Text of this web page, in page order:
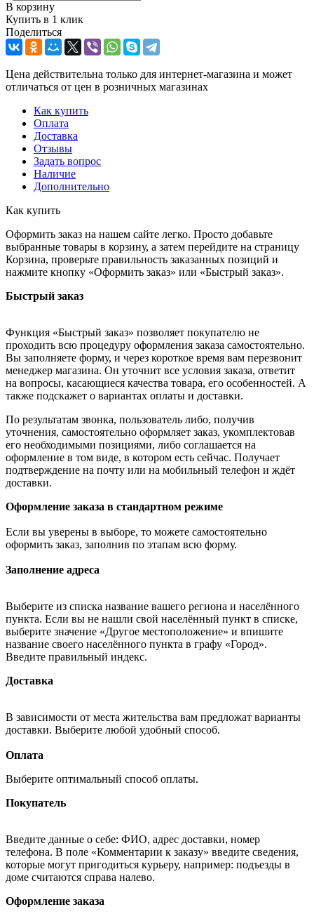
В корзину
Купить в 1 клик
Поделиться
Цена действительна только для интернет-магазина и может
отличаться от цен в розничных магазинах
Как купить
Оплата
Доставка
Отзывы
Задать вопрос
Наличие
Дополнительно
Как купить
Оформить заказ на нашем сайте легко. Просто добавьте
выбранные товары в корзину, а затем перейдите на страницу
Корзина, проверьте правильность заказанных позиций и
нажмите кнопку «Оформить заказ» или «Быстрый заказ».
Быстрый заказ
Функция «Быстрый заказ» позволяет покупателю не
проходить всю процедуру оформления заказа самостоятельно.
Вы заполняете форму, и через короткое время вам перезвонит
менеджер магазина. Он уточнит все условия заказа, ответит
на вопросы, касающиеся качества товара, его особенностей. А
также подскажет о вариантах оплаты и доставки.
По результатам звонка, пользователь либо, получив
уточнения, самостоятельно оформляет заказ, укомплектовав
его необходимыми позициями, либо соглашается на
оформление в том виде, в котором есть сейчас. Получает
подтверждение на почту или на мобильный телефон и ждёт
доставки.
Оформление заказа в стандартном режиме
Если вы уверены в выборе, то можете самостоятельно
оформить заказ, заполнив по этапам всю форму.
Заполнение адреса
Выберите из списка название вашего региона и населённого
пункта. Если вы не нашли свой населённый пункт в списке,
выберите значение «Другое местоположение» и впишите
название своего населённого пункта в графу «Город».
Введите правильный индекс.
Доставка
В зависимости от места жительства вам предложат варианты
доставки. Выберите любой удобный способ.
Оплата
Выберите оптимальный способ оплаты.
Покупатель
Введите данные о себе: ФИО, адрес доставки, номер
телефона. В поле «Комментарии к заказу» введите сведения,
которые могут пригодиться курьеру, например: подъезды в
доме считаются справа налево.
Оформление заказа